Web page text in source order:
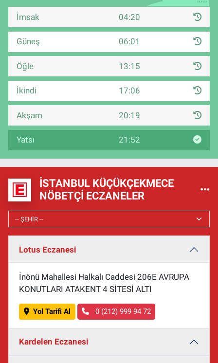
İmsak 04:20
Güneş 06:01
Öğle 13:15
İkindi 17:06
Akşam 20:19
Yatsı 21:52
İSTANBUL KÜÇÜKÇEKMECE
NÖBETÇI ECZANELER
Lotus Eczanesi
İnönü Mahallesi Halkalı Caddesi 206E AVRUPA
KONUTLARI ATAKENT 4 SİTESİ ALTI
Yol Tarifi Al 0 (212) 999 94 72
Kardelen Eczanesi